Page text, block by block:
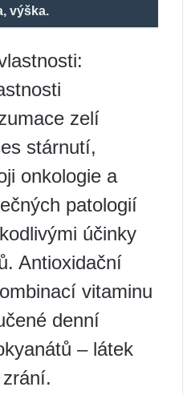
výška.
zelí
stárnutí,
onkologie a
patologií
účinky
Antioxidační
vitaminu
denní
– látek